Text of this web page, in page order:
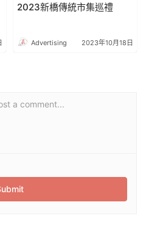
2023新橋傳統市集巡禮
Advertising 2023年10月18日
a comment...